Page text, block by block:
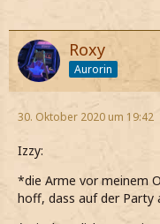
Roxy
Aurorin
30. Oktober 2020 um 19:42
Izzy:
*die Arme vor meinem
hoff, dass auf der